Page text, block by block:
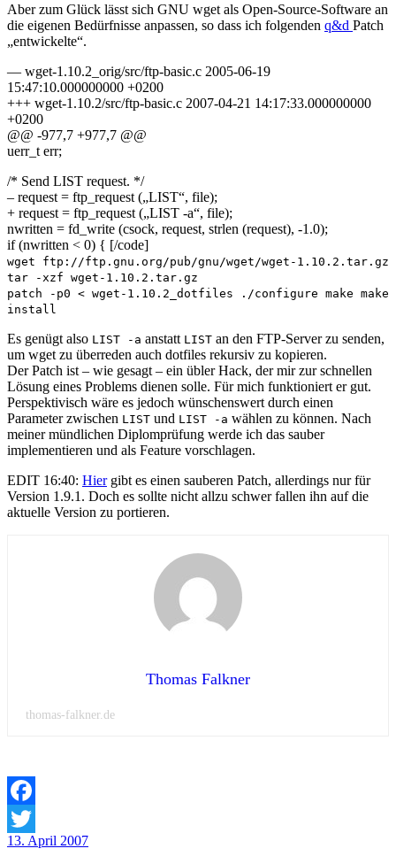
Aber zum Glück lässt sich GNU wget als Open-Source-Software an
die eigenen Bedürfnisse anpassen, so dass ich folgenden q&d Patch
„entwickelte“.
— wget-1.10.2_orig/src/ftp-basic.c 2005-06-19
15:47:10.000000000 +0200
+++ wget-1.10.2/src/ftp-basic.c 2007-04-21 14:17:33.000000000
+0200
@@ -977,7 +977,7 @@
uerr_t err;
/* Send LIST request. */
– request = ftp_request („LIST“, file);
+ request = ftp_request („LIST -a“, file);
nwritten = fd_write (csock, request, strlen (request), -1.0);
if (nwritten < 0) { [/code]
wget ftp://ftp.gnu.org/pub/gnu/wget/wget-1.10.2.tar.gz
tar -xzf wget-1.10.2.tar.gz
patch -p0 < wget-1.10.2_dotfiles ./configure make make
install
Es genügt also LIST -a anstatt LIST an den FTP-Server zu senden,
um wget zu überreden auch dotfiles rekursiv zu kopieren.
Der Patch ist – wie gesagt – ein übler Hack, der mir zur schnellen
Lösung eines Problems dienen solle. Für mich funktioniert er gut.
Perspektivisch wäre es jedoch wünschenswert durch einen
Parameter zwischen LIST und LIST -a wählen zu können. Nach
meiner mündlichen Diplomprüfung werde ich das sauber
implementieren und als Feature vorschlagen.
EDIT 16:40: Hiergibt es einen sauberen Patch, allerdings nur für
Version 1.9.1. Doch es sollte nicht allzu schwer fallen ihn auf die
aktuelle Version zu portieren.
Thomas Falkner
thomas-falkner.de
Facebook
Twitter
Veröffentlicht
13. April 2007